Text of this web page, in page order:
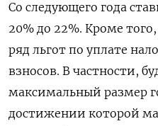
Со следующего года
20% до 22%. Кроме
ряд льгот по уплате
взносов. В частности,
максимальный размер
достижении которой